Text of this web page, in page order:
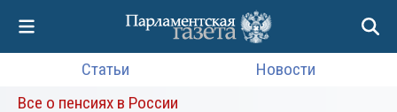
Статьи
Новости
Все о пенсиях в России